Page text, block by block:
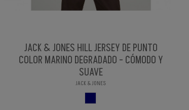
JACK & JONES HILL JERSEY DE PUNTO
COLOR MARINO DEGRADADO - CÓMODO Y
SUAVE
JACK & JONES